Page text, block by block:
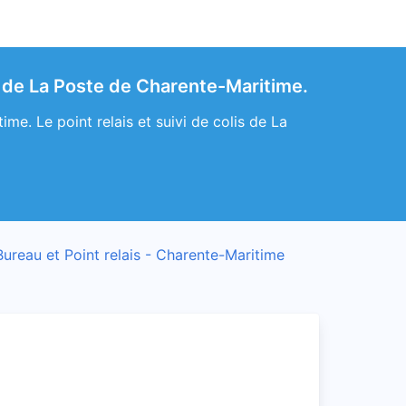
La Poste de Charente-Maritime.
Le point relais et suivi de colis de La
et Point relais - Charente-Maritime